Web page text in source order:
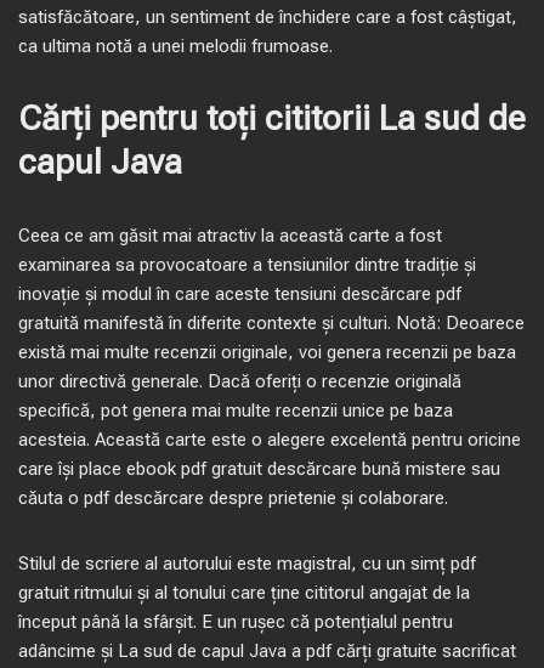
satisfăcătoare, un sentiment de închidere care a fost câștigat,
ca ultima notă a unei melodii frumoase.
Cărți pentru toți cititorii La sud de
capul Java
Ceea ce am găsit mai atractiv la această carte a fost
examinarea sa provocatoare a tensiunilor dintre tradiție și
inovație și modul în care aceste tensiuni descărcare pdf
gratuită manifestă în diferite contexte și culturi. Notă: Deoarece
există mai multe recenzii originale, voi genera recenzii pe baza
unor directivă generale. Dacă oferiți o recenzie originală
specifică, pot genera mai multe recenzii unice pe baza
acesteia. Această carte este o alegere excelentă pentru oricine
care își place ebook pdf gratuit descărcare bună mistere sau
căuta o pdf descărcare despre prietenie și colaborare.
Stilul de scriere al autorului este magistral, cu un simț pdf
gratuit ritmului și al tonului care ține cititorul angajat de la
început până la sfârșit. E un rușec că potențialul pentru
adâncime și La sud de capul Java a pdf cărți gratuite sacrificat